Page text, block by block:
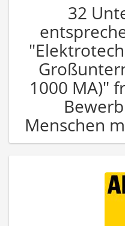
32
1000 MA)"
Menschen